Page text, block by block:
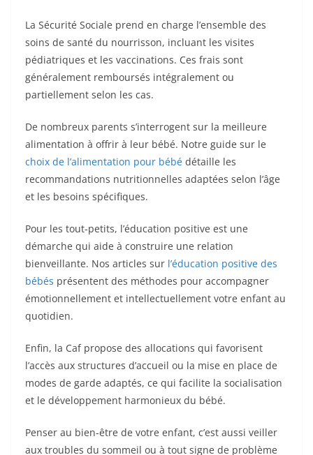
La Sécurité Sociale prend en charge l’ensemble des
soins de santé du nourrisson, incluant les visites
pédiatriques et les vaccinations. Ces frais sont
généralement remboursés intégralement ou
partiellement selon les cas.
De nombreux parents s’interrogent sur la meilleure
alimentation à offrir à leur bébé. Notre guide sur le
choix de l’alimentation pour bébé détaille les
recommandations nutritionnelles adaptées selon l’âge
et les besoins spécifiques.
Pour les tout-petits, l’éducation positive est une
démarche qui aide à construire une relation
bienveillante. Nos articles sur l’éducation positive des
bébés présentent des méthodes pour accompagner
émotionnellement et intellectuellement votre enfant au
quotidien.
Enfin, la Caf propose des allocations qui favorisent
l’accès aux structures d’accueil ou la mise en place de
modes de garde adaptés, ce qui facilite la socialisation
et le développement harmonieux du bébé.
Penser au bien-être de votre enfant, c’est aussi veiller
aux troubles du sommeil ou à tout signe de problème